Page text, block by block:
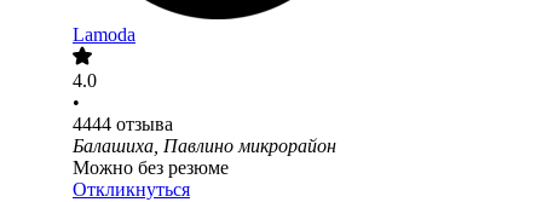
Lamoda
4.0
•
4444 отзыва
Балашиха, Павлино микрорайон
Можно без резюме
Откликнуться